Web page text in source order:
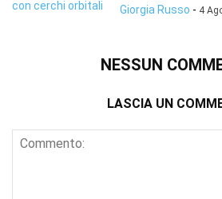
Giorgia Russo - 4
NESSUN
LASCIA UN